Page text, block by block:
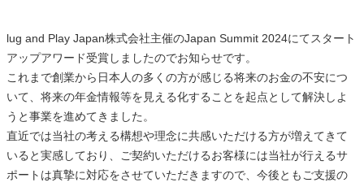
lug and Play Japan株式会社主催のJapan Summit 2024にてスタート
アップアワード受賞しましたのでお知らせです。
これまで創業から日本人の多くの方が感じる将来のお金の不安につ
いて、将来の年金情報等を見える化することを起点として解決しよ
うと事業を進めてきました。
直近では当社の考える構想や理念に共感いただける方が増えてきて
いると実感しており、ご契約いただけるお客様には当社が行えるサ
ポートは真摯に対応をさせていただきますので、今後ともご支援の